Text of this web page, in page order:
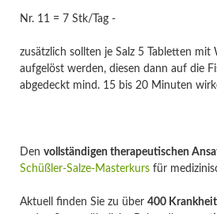
Nr. 11 = 7 Stk/Tag -
zusätzlich sollten je Salz 5 Tabletten mit
aufgelöst werden, diesen dann auf die
abgedeckt mind. 15 bis 20 Minuten
Den vollständigen therapeutischen
Schüßler-Salze-Masterkursfür
Aktuell finden Sie zu über 400